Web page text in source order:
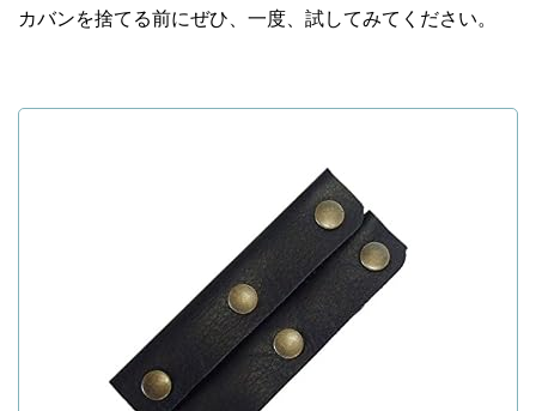
カバンを捨てる前にぜひ、一度、試してみてください。